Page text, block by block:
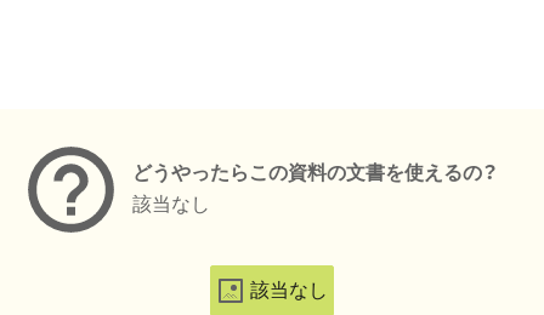
どうやったらこの資料の文書を使えるの？
該当なし
該当なし